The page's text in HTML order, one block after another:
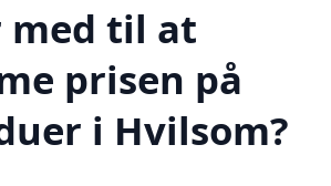
med til at
prisen på
i Hvilsom?